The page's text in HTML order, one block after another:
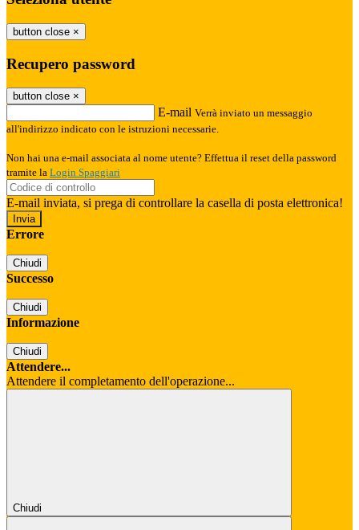
button close ×
Recupero password
button close ×
E-mail Verrà inviato un messaggio
all'indirizzo indicato con le istruzioni necessarie.
Non hai una e-mail associata al nome utente? Effettua il reset della password
tramite la Login Spaggiari
E-mail inviata, si prega di controllare la casella di posta elettronica!
Errore
Chiudi
Successo
Chiudi
Informazione
Chiudi
Attendere...
Attendere il completamento dell'operazione...
Chiudi